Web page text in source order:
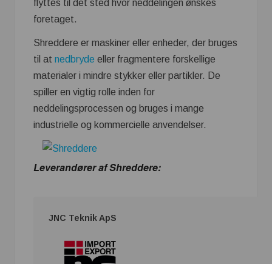
flyttes til det sted hvor neddelingen ønskes
foretaget.
Shreddere er maskiner eller enheder, der bruges
til at nedbryde eller fragmentere forskellige
materialer i mindre stykker eller partikler. De
spiller en vigtig rolle inden for
neddelingsprocessen og bruges i mange
industrielle og kommercielle anvendelser.
Leverandører af Shreddere:
JNC Teknik ApS